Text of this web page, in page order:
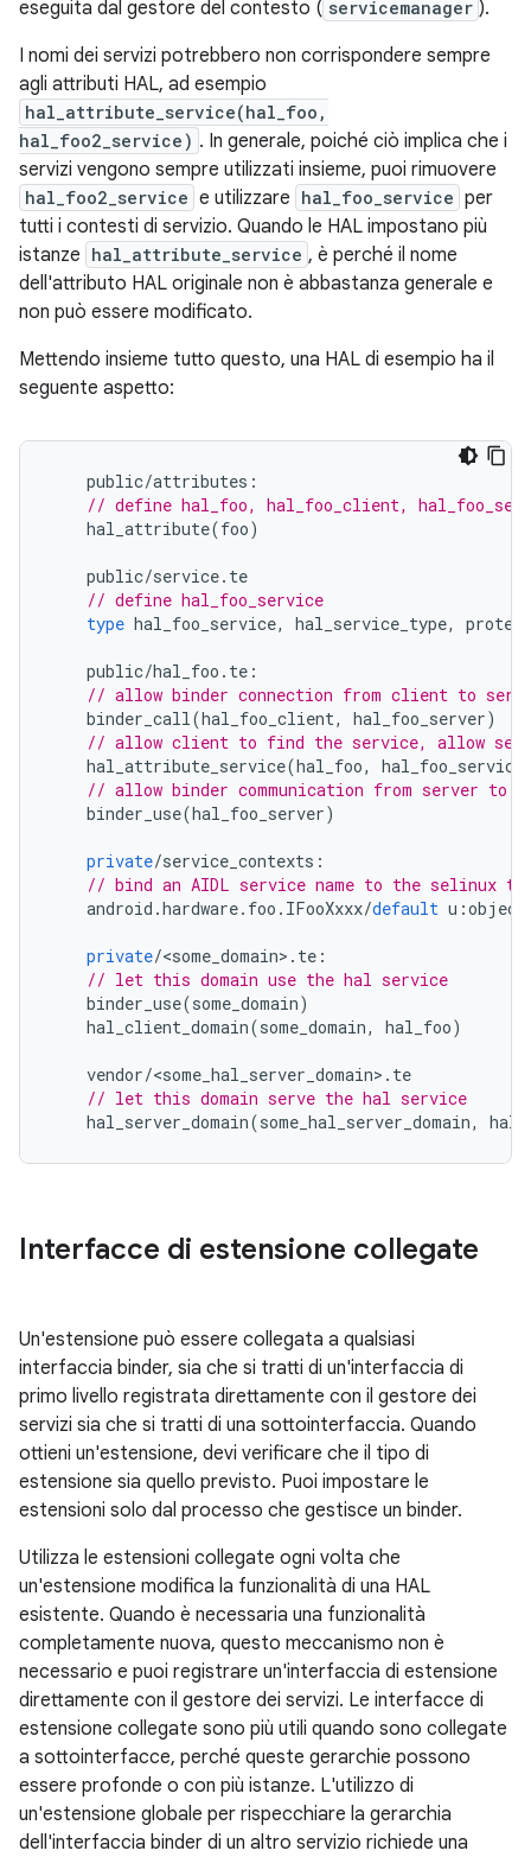
eseguita dal gestore del contesto ( servicemanager ).
I nomi dei servizi potrebbero non corrispondere sempre
agli attributi HAL, ad esempio
hal_attribute_service(hal_foo,
hal_foo2_service) . In generale, poiché ciò implica che i
servizi vengono sempre utilizzati insieme, puoi rimuovere
hal_foo2_service e utilizzare hal_foo_service per
tutti i contesti di servizio. Quando le HAL impostano più
istanze hal_attribute_service , è perché il nome
dell'attributo HAL originale non è abbastanza generale e
non può essere modificato.
Mettendo insieme tutto questo, una HAL di esempio ha il
seguente aspetto:
public/attributes :
// define hal_foo, hal_foo_client,
hal_attribute(foo)
public/service. te
// define hal_foo_service
type hal_foo_service, hal_service_type,
public/hal_foo . te :
// allow binder connection from client to
binder_call(hal_foo_client, hal_foo_server)
// allow client to find the service, allow
hal_attribute_service(hal_foo, hal_foo_service
// allow binder communication from server to
binder_use(hal_foo_server)
private/service_contexts :
// bind an AIDL service name to the selinux
android .hardware. foo . IFooXxxx/default u :
private/<some_domain> . te :
// let this domain use the hal service
binder_use(some_domain)
hal_client_domain(some_domain, hal_foo)
vendor/<some_hal_server_domain> . te
// let this domain serve the hal service
hal_server_domain(some_hal_server_domain,
Interfacce di estensione collegate
Un'estensione può essere collegata a qualsiasi
interfaccia binder, sia che si tratti di un'interfaccia di
primo livello registrata direttamente con il gestore dei
servizi sia che si tratti di una sottointerfaccia. Quando
ottieni un'estensione, devi verificare che il tipo di
estensione sia quello previsto. Puoi impostare le
estensioni solo dal processo che gestisce un binder.
Utilizza le estensioni collegate ogni volta che
un'estensione modifica la funzionalità di una HAL
esistente. Quando è necessaria una funzionalità
completamente nuova, questo meccanismo non è
necessario e puoi registrare un'interfaccia di estensione
direttamente con il gestore dei servizi. Le interfacce di
estensione collegate sono più utili quando sono collegate
a sottointerfacce, perché queste gerarchie possono
essere profonde o con più istanze. L'utilizzo di
un'estensione globale per rispecchiare la gerarchia
dell'interfaccia binder di un altro servizio richiede una